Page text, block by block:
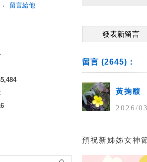
發表新留言
留言 (2645)：
黃掬馥
2026/03
預祝新姊姊女神
留言給他